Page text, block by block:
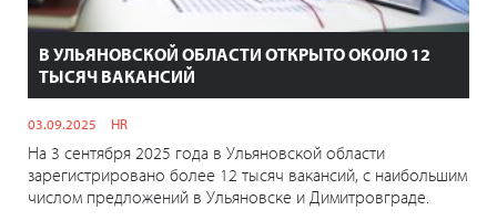
В УЛЬЯНОВСКОЙ ОБЛАСТИ ОТКРЫТО ОКОЛО 12
ТЫСЯЧ ВАКАНСИЙ
03.09.2025 HR
На 3 сентября 2025 года в Ульяновской области
зарегистрировано более 12 тысяч вакансий, с наибольшим
числом предложений в Ульяновске и Димитровграде.